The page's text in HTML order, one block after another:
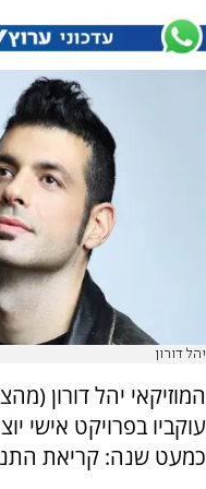
יהל דורון
המוזיקאי יהל דורון
עוקביו בפרויקט אישי
כמעט שנה: קריאת